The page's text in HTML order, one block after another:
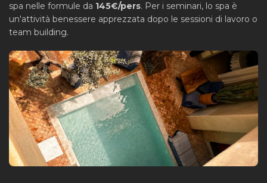
spa nelle formule da 145€/pers. Per i seminari, lo spa è
un'attività benessere apprezzata dopo le sessioni di lavoro o
team building.